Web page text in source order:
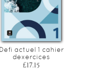
Defi actuel 1 cahier
dexercices
£17.15